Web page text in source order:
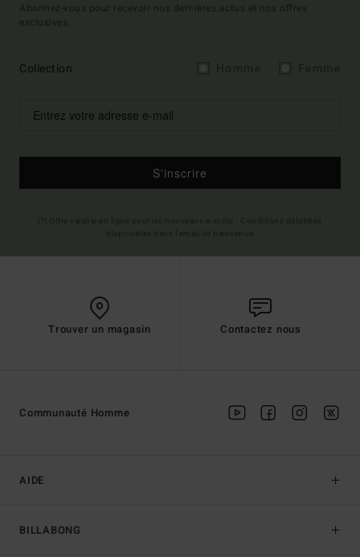
Abonnez-vous pour recevoir nos dernières actus et nos offres
exclusives.
Collection
S'inscrire
Trouver un magasin Contactez nous
AIDE
BILLABONG
Communauté Homme